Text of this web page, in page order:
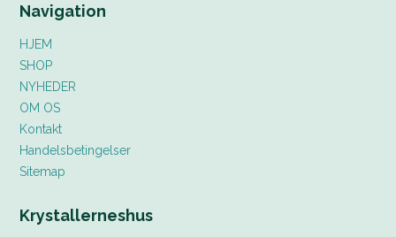
Navigation
HJEM
SHOP
NYHEDER
OM OS
Kontakt
Handelsbetingelser
Sitemap
Krystallerneshus